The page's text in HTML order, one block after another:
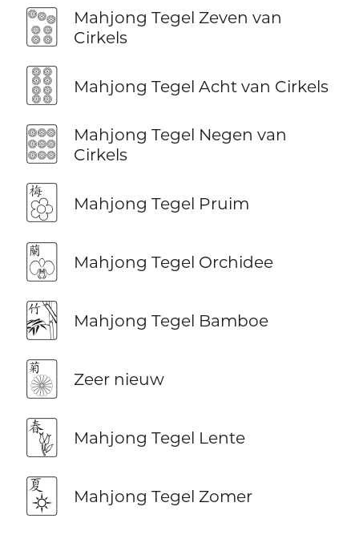
🀟
Mahjong Tegel Zeven van
Cirkels
🀠 Mahjong Tegel Acht van Cirkels
🀡
Mahjong Tegel Negen van
Cirkels
🀢 Mahjong Tegel Pruim
🀣 Mahjong Tegel Orchidee
🀤 Mahjong Tegel Bamboe
🀥 Zeer nieuw
🀦 Mahjong Tegel Lente
🀧 Mahjong Tegel Zomer